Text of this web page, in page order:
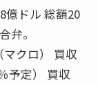
億ドル 総額20
弁。
クロ） 買収
予定） 買収